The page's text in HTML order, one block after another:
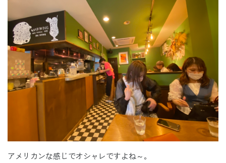
アメリカンな感じでオシャレですよね～。